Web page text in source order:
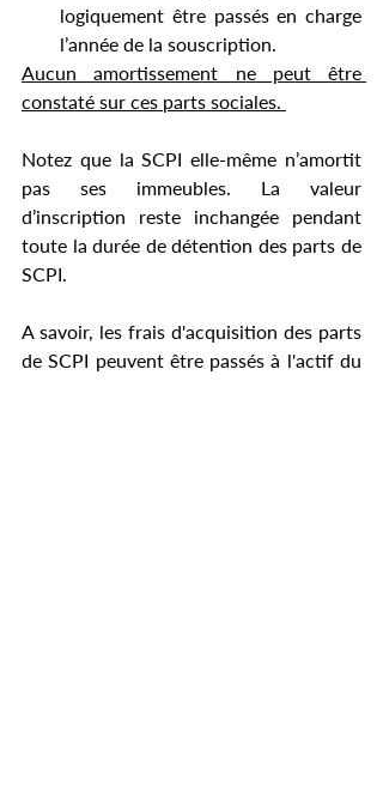
logiquement être passés en charge
l’année de la souscription.
Aucun amortissement ne peut être
constaté sur ces parts sociales.
Notez que la SCPI elle-même n’amortit
pas ses immeubles. La valeur
d’inscription reste inchangée pendant
toute la durée de détention des parts de
SCPI.
A savoir, les frais d'acquisition des parts
de SCPI peuvent être passés à l'actif du